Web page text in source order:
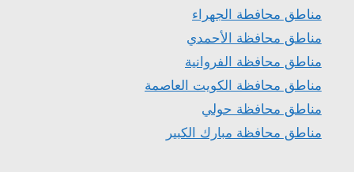
مناطق محافطة الجهراء
مناطق محافظة الأحمدي
مناطق محافظة الفروانية
مناطق محافظة الكويت العاصمة
مناطق محافظة حولي
مناطق محافظة مبارك الكبير